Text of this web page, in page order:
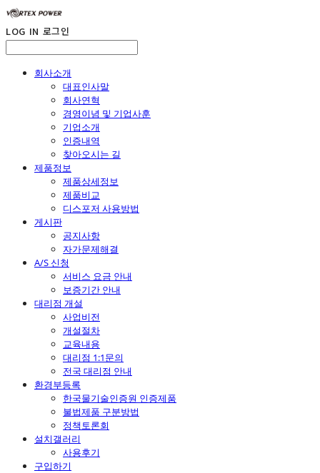
LOG IN 로그인
회사소개
대표인사말
회사연혁
경영이념 및 기업사훈
기업소개
인증내역
찾아오시는 길
제품정보
제품상세정보
제품비교
디스포저 사용방법
게시판
공지사항
자가문제해결
A/S 신청
서비스 요금 안내
보증기간 안내
대리점 개설
사업비전
개설절차
교육내용
대리점 1:1문의
전국 대리점 안내
환경부등록
한국물기술인증원 인증제품
불법제품 구분방법
정책토론회
설치갤러리
사용후기
구입하기